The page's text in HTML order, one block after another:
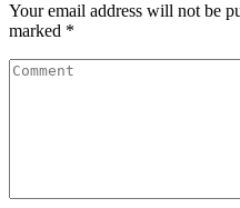
Your email address will not be
marked *